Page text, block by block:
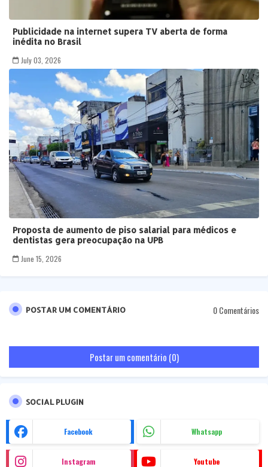
Publicidade na internet supera TV aberta de forma
inédita no Brasil
July 03, 2026
Proposta de aumento de piso salarial para médicos e
dentistas gera preocupação na UPB
June 15, 2026
POSTAR UM COMENTÁRIO 0 Comentários
Postar um comentário (0)
SOCIAL PLUGIN
Facebook Whatsapp
Instagram Youtube